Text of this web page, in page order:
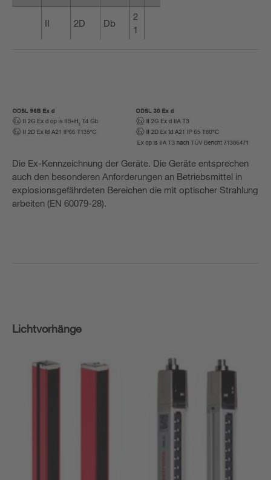
II 2D Db
2
1
Die Ex-Kennzeichnung der Geräte. Die Geräte entsprechen
auch den besonderen Anforderungen an Betriebsmittel in
explosionsgefährdeten Bereichen die mit optischer Strahlung
arbeiten (EN 60079-28).
Lichtvorhänge